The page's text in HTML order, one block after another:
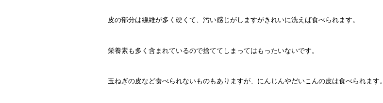
皮の部分は線維が多く硬くて、汚い感じがしますがきれいに洗えば食べられます。
栄養素も多く含まれているので捨ててしまってはもったいないです。
玉ねぎの皮など食べられないものもありますが、にんじんやだいこんの皮は食べられます。